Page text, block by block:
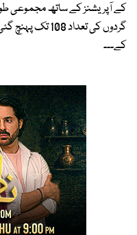
کے آپریشنز کے ساتھ مجموعی
گردوں کی تعداد
کے۔۔۔